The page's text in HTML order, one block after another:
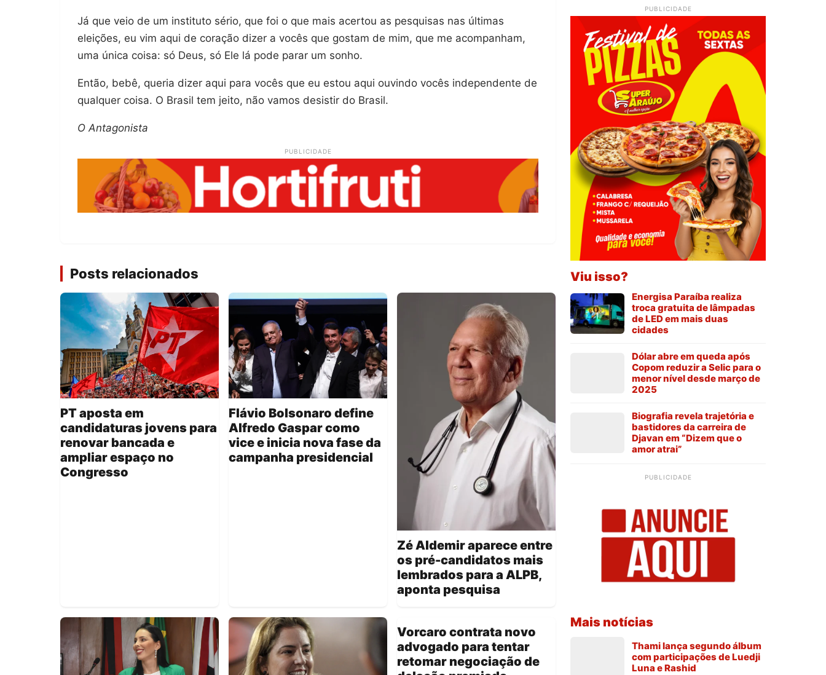
Já que veio de um instituto sério, que foi o que mais acertou as pesquisas nas últimas
eleições, eu vim aqui de coração dizer a vocês que gostam de mim, que me acompanham,
uma única coisa: só Deus, só Ele lá pode parar um sonho.
Então, bebê, queria dizer aqui para vocês que eu estou aqui ouvindo vocês independente de
qualquer coisa. O Brasil tem jeito, não vamos desistir do Brasil.
O Antagonista
PUBLICIDADE
Posts relacionados
PT aposta em
candidaturas jovens para
renovar bancada e
ampliar espaço no
Congresso
Flávio Bolsonaro define
Alfredo Gaspar como
vice e inicia nova fase da
campanha presidencial
Zé Aldemir aparece entre
os pré-candidatos mais
lembrados para a ALPB,
aponta pesquisa
Vorcaro contrata novo
advogado para tentar
retomar negociação de
PUBLICIDADE
Viu isso?
Energisa Paraíba realiza
troca gratuita de lâmpadas
de LED em mais duas
cidades
Dólar abre em queda após
Copom reduzir a Selic para o
menor nível desde março de
2025
Biografia revela trajetória e
bastidores da carreira de
Djavan em “Dizem que o
amor atrai”
PUBLICIDADE
Mais notícias
Thami lança segundo álbum
com participações de Luedji
Luna e Rashid